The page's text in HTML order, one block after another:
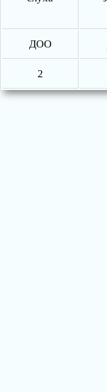
ДОО
2